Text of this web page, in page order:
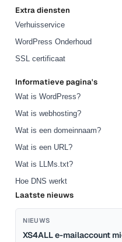
Extra diensten
Verhuisservice
WordPress Onderhoud
SSL certificaat
Informatieve pagina's
Wat is WordPress?
Wat is webhosting?
Wat is een domeinnaam?
Wat is een URL?
Wat is LLMs.txt?
Hoe DNS werkt
Laatste nieuws
NIEUWS
XS4ALL e-mailaccount